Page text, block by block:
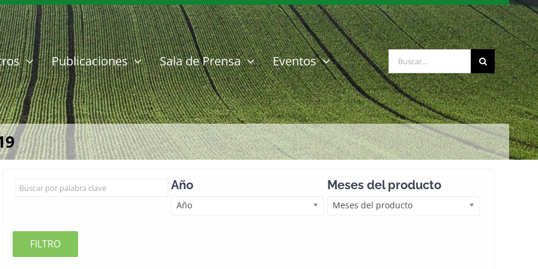
Publicaciones Sala de Prensa Eventos Buscar:
Año
Año
Meses del producto
Meses del producto
FILTRO